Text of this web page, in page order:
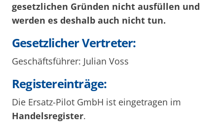
gesetzlichen Gründen nicht ausfüllen und
werden es deshalb auch nicht tun.
Gesetzlicher Vertreter:
Geschäftsführer: Julian Voss
Registereinträge:
Die Ersatz-Pilot GmbH ist eingetragen im
Handelsregister.